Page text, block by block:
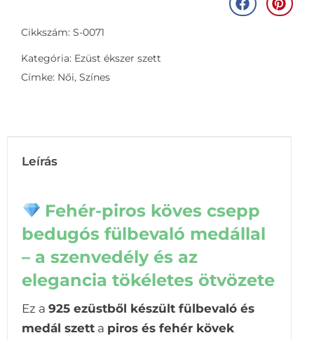
Cikkszám: S-0071
Kategória: Ezüst ékszer szett
Címke: Női, Színes
Leírás
Fehér-piros köves csepp
bedugós fülbevaló medállal
– a szenvedély és az
elegancia tökéletes ötvözete
Ez a 925 ezüstből készült fülbevaló és
medál szett a piros és fehér kövek